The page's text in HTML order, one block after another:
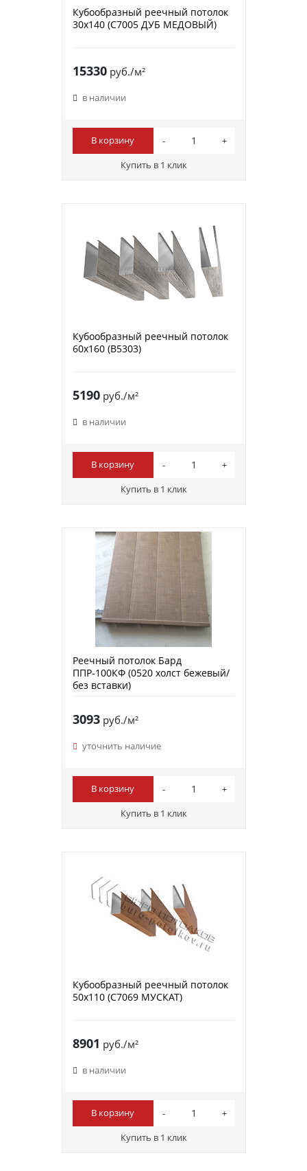
Кубообразный реечный потолок
30х140 (C7005 ДУБ МЕДОВЫЙ)
15330руб./м²
в наличии
В корзину
Купить в 1 клик
Кубообразный реечный потолок
60х160 (B5303)
5190руб./м²
в наличии
В корзину
Купить в 1 клик
Реечный потолок Бард
ППР-100КФ (0520 холст бежевый/
без вставки)
3093руб./м²
уточнить наличие
В корзину
Купить в 1 клик
Кубообразный реечный потолок
50х110 (C7069 МУСКАТ)
8901 руб./м²
в наличии
В корзину
Купить в 1 клик